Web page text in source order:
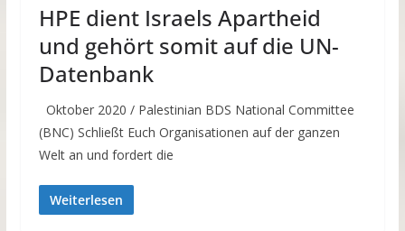
HPE dient Israels Apartheid
und gehört somit auf die UN-
Datenbank
Oktober 2020 / Palestinian BDS National Committee
(BNC) Schließt Euch Organisationen auf der ganzen
Welt an und fordert die
Weiterlesen